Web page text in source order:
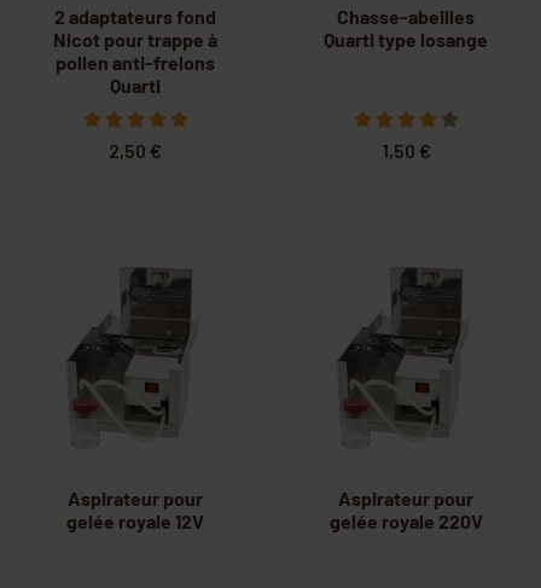
2 adaptateurs fond
Nicot pour trappe à
pollen anti-frelons
Quarti
2,50 €
Chasse-abeilles
Quarti type losange
1,50 €
Aspirateur pour
gelée royale 12V
Aspirateur pour
gelée royale 220V